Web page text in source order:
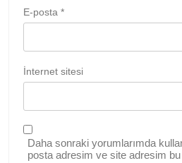
E-posta *
İnternet sitesi
Daha sonraki yorumlarımda
posta adresim ve site adresim bu